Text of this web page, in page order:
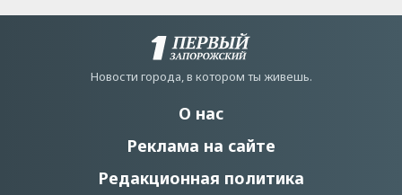
Новости города, в котором ты живешь.
О нас
Реклама на сайте
Редакционная политика